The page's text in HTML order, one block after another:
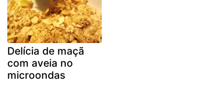
Delícia de maçã
com aveia no
microondas